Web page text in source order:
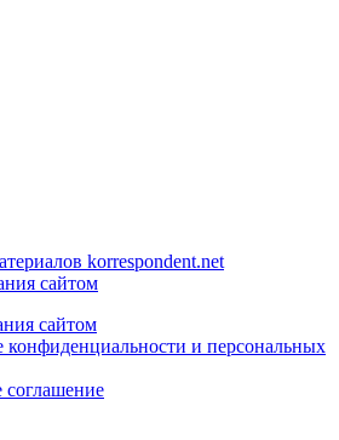
korrespondent.net
сайтом
сайтом
конфиденциальности и персональных
соглашение